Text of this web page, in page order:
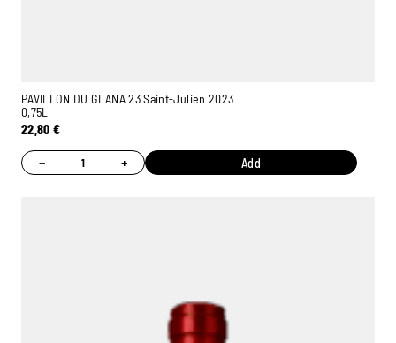
PAVILLON DU GLANA 23 Saint-Julien 2023
0,75L
22,80€
− + Add